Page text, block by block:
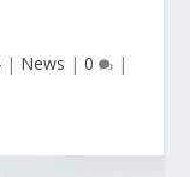
| News | 0 |